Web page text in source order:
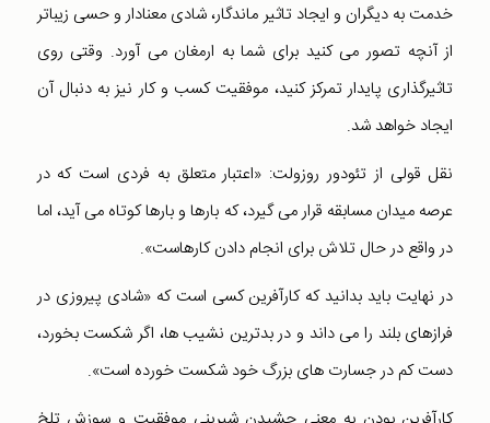
خدمت به دیگران و ایجاد تاثیر ماندگار، شادی معنادار و حسی زیباتر
از آنچه تصور می کنید برای شما به ارمغان می آورد. وقتی روی
تاثیرگذاری پایدار تمرکز کنید، موفقیت کسب و کار نیز به دنبال آن
ایجاد خواهد شد.
نقل قولی از تئودور روزولت: «اعتبار متعلق به فردی است که در
عرصه میدان مسابقه قرار می گیرد، که بارها و بارها کوتاه می آید، اما
در واقع در حال تلاش برای انجام دادن کارهاست».
در نهایت باید بدانید که کارآفرین کسی است که «شادی پیروزی در
فرازهای بلند را می داند و در بدترین نشیب ها، اگر شکست بخورد،
دست کم در جسارت های بزرگ خود شکست خورده است».